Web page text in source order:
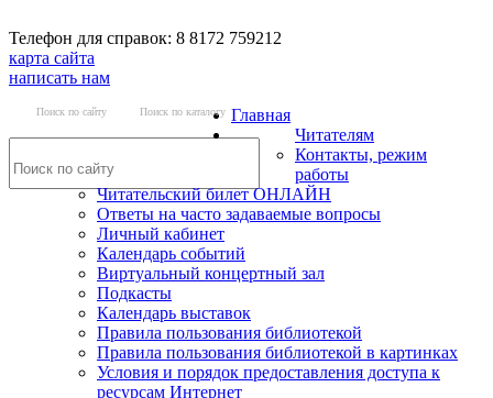
Телефон для справок: 8 8172 759212
карта сайта
написать нам
Поиск по сайту Поиск по каталогу Главная
Читателям
Контакты, режим
работы
Читательский билет ОНЛАЙН
Ответы на часто задаваемые вопросы
Личный кабинет
Календарь событий
Виртуальный концертный зал
Подкасты
Календарь выставок
Правила пользования библиотекой
Правила пользования библиотекой в картинках
Условия и порядок предоставления доступа к
ресурсам Интернет